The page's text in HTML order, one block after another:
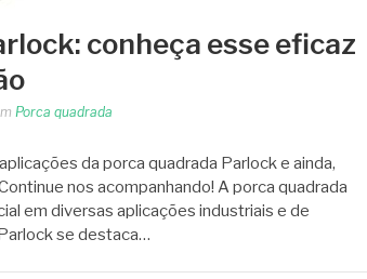
conheça esse eficaz
Porca quadrada
da porca quadrada Parlock e ainda,
nos acompanhando! A porca quadrada
em diversas aplicações industriais e de
se destaca…